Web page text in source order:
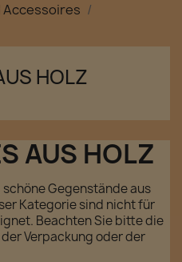
Accessoires
HOLZ
AUS HOLZ
Gegenstände aus
Kategorie sind nicht für
Beachten Sie bitte die
Verpackung oder der